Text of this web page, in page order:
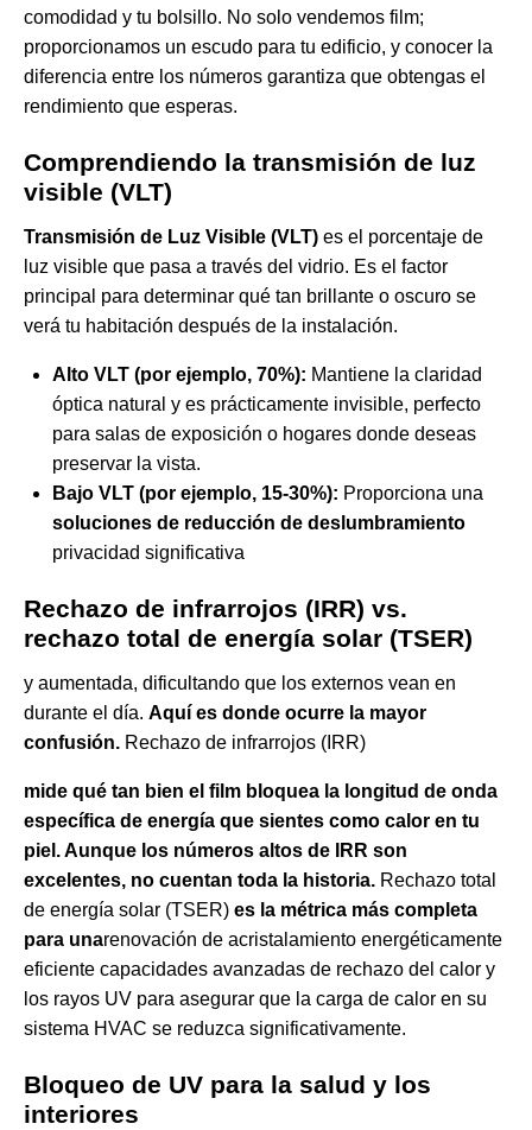
comodidad y tu bolsillo. No solo vendemos film;
proporcionamos un escudo para tu edificio, y conocer la
diferencia entre los números garantiza que obtengas el
rendimiento que esperas.
Comprendiendo la transmisión de luz
visible (VLT)
Transmisión de Luz Visible (VLT) es el porcentaje de
luz visible que pasa a través del vidrio. Es el factor
principal para determinar qué tan brillante o oscuro se
verá tu habitación después de la instalación.
Alto VLT (por ejemplo, 70%): Mantiene la claridad
óptica natural y es prácticamente invisible, perfecto
para salas de exposición o hogares donde deseas
preservar la vista.
Bajo VLT (por ejemplo, 15-30%): Proporciona una
soluciones de reducción de deslumbramiento
privacidad significativa
Rechazo de infrarrojos (IRR) vs.
rechazo total de energía solar (TSER)
y aumentada, dificultando que los externos vean en
durante el día. Aquí es donde ocurre la mayor
confusión. Rechazo de infrarrojos (IRR)
mide qué tan bien el film bloquea la longitud de onda
específica de energía que sientes como calor en tu
piel. Aunque los números altos de IRR son
excelentes, no cuentan toda la historia. Rechazo total
de energía solar (TSER) es la métrica más completa
para unarenovación de acristalamiento energéticamente
eficiente capacidades avanzadas de rechazo del calor y
los rayos UV para asegurar que la carga de calor en su
sistema HVAC se reduzca significativamente.
Bloqueo de UV para la salud y los
interiores